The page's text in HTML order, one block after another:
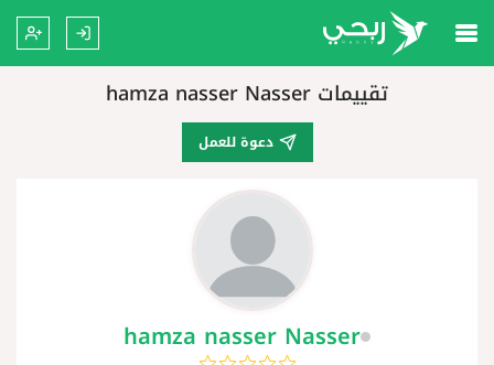
تقييمات hamza nasser Nasser
دعوة للعمل
hamza nasser Nasser